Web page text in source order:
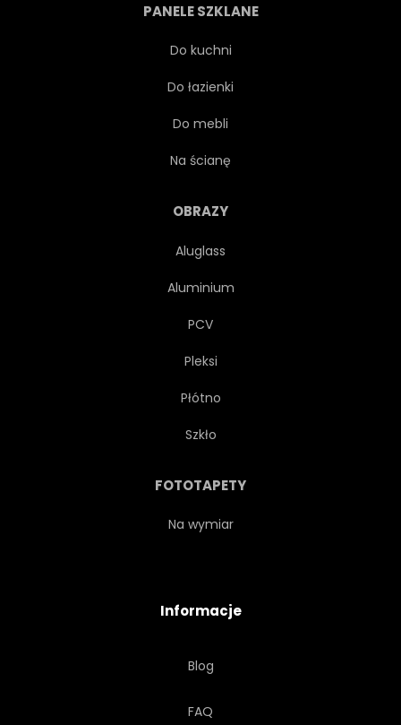
PANELE SZKLANE
Do kuchni
Do łazienki
Do mebli
Na ścianę
OBRAZY
Aluglass
Aluminium
PCV
Pleksi
Płótno
Szkło
FOTOTAPETY
Na wymiar
Informacje
Blog
FAQ